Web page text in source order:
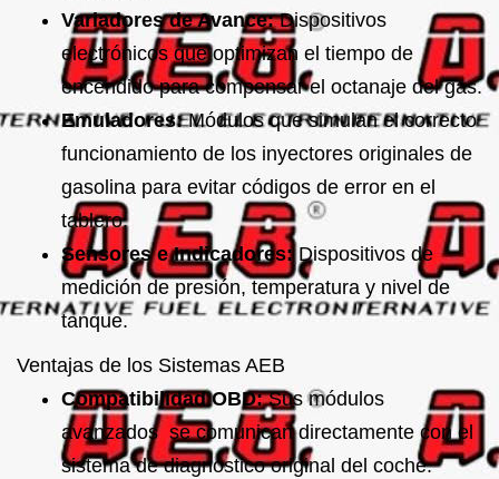
Variadores de Avance:Dispositivos
electrónicos que optimizan el tiempo de
encendido para compensar el octanaje del gas.
Emuladores:Módulos que simulan el correcto
funcionamiento de los inyectores originales de
gasolina para evitar códigos de error en el
tablero.
Sensores e Indicadores: Dispositivos de
medición de presión, temperatura y nivel de
tanque.
Ventajas de los Sistemas AEB
Compatibilidad OBD:Sus módulos
avanzados se comunican directamente con el
sistema de diagnóstico original del coche.